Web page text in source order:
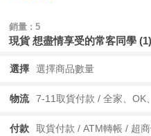
銷量 : 5
現貨 想盡情享受的常客同學
選擇 選擇商品數量
物流
付款 取貨付款 / ATM轉帳 / 超